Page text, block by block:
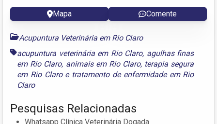
Mapa Comente
Acupuntura Veterinária em Rio Claro
acupuntura veterinária em Rio Claro, agulhas finas
em Rio Claro, animais em Rio Claro, terapia segura
em Rio Claroe tratamento de enfermidade em Rio
Claro
Pesquisas Relacionadas
Whatsapp Clínica Veterinária Dogada